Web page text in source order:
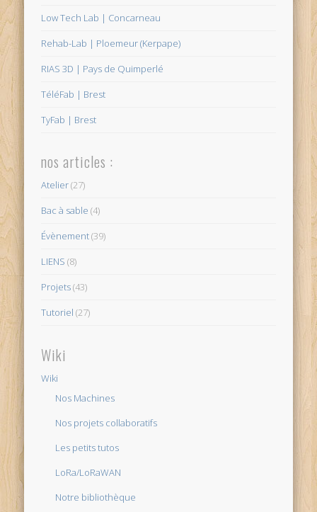
Low Tech Lab | Concarneau
Rehab-Lab | Ploemeur (Kerpape)
RIAS 3D | Pays de Quimperlé
TéléFab | Brest
TyFab | Brest
nos articles :
Atelier(27)
Bac à sable (4)
Évènement(39)
LIENS (8)
Projets(43)
Tutoriel (27)
Wiki
Wiki
Nos Machines
Nos projets collaboratifs
Les petits tutos
LoRa/LoRaWAN
Notre bibliothèque